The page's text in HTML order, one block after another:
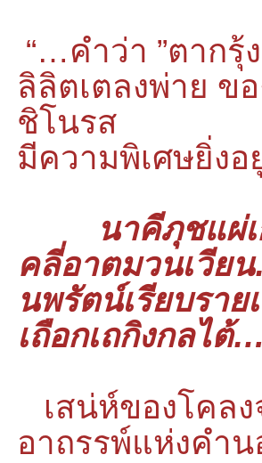
“…คำว่า ”ตากรุ้
ลิลิตเตลงพ่าย ข
ชิโนรส
มีความพิเศษยิ่งอ
นาคีภุชแผ่เก
คลี่อาตมวนเวี
นพรัตน์เรียบรา
เถือกเถกิงกลไ
เสน่ห์ของโคล
อาถรรพ์แห่งคำ